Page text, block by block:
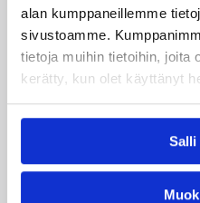
alan kumppaneillemme
sivustoamme.
tietoja muihin tietoihin, joita
kerätty, kun olet käyttänyt
Salli
Haaste tarjoaa
innostaa mukaan
yhteistyötä koulujen